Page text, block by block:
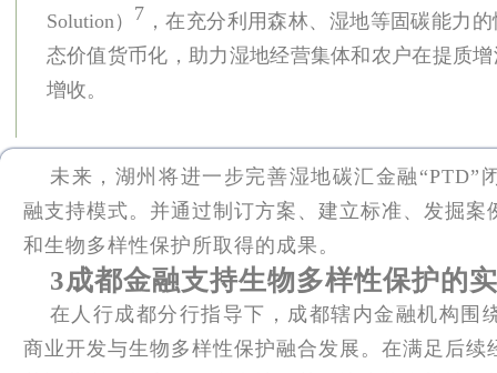
Solution） 7 ，在充分利用森林、湿地等固碳能力
态价值货币化，助力湿地经营集体和农户在提质
增收。
未来，湖州将进一步完善湿地碳汇金融“PTD”
融支持模式。并通过制订方案、建立标准、发掘案
和生物多样性保护所取得的成果。
3成都金融支持生物多样性保护的
在人行成都分行指导下，成都辖内金融机构围
商业开发与生物多样性保护融合发展。在满足后续